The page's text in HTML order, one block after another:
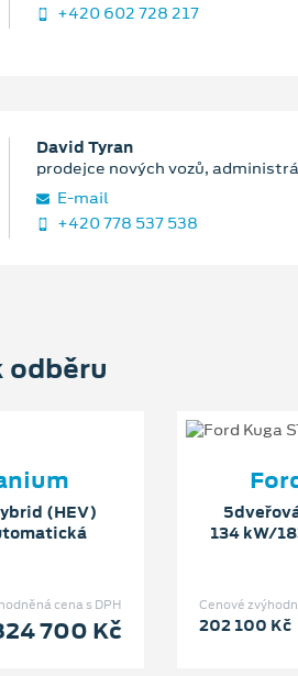
+420 602 728 217
David Tyran
prodejce nových vozů,
E‑mail
+420 778 537 538
odběru
(HEV)
cena s DPH
700 Kč
134 kW/
Cenové
202 100 Kč